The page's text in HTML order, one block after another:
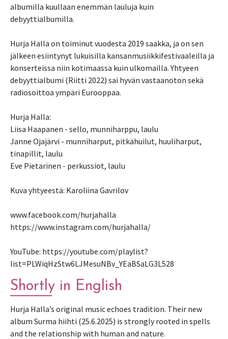
albumilla kuullaan enemmän lauluja kuin
debyyttialbumilla.
Hurja Halla on toiminut vuodesta 2019 saakka, ja on sen
jälkeen esiintynyt lukuisilla kansanmusiikkifestivaaleilla ja
konserteissa niin kotimaassa kuin ulkomailla. Yhtyeen
debyyttialbumi (Riitti 2022) sai hyvän vastaanoton sekä
radiosoittoa ympäri Eurooppaa.
Hurja Halla:
Liisa Haapanen - sello, munniharppu, laulu
Janne Ojajärvi - munniharput, pitkähuilut, huuliharput,
tinapillit, laulu
Eve Pietarinen - perkussiot, laulu
Kuva yhtyeestä: Karoliina Gavrilov
www.facebook.com/hurjahalla
https://www.instagram.com/hurjahalla/
YouTube: https://youtube.com/playlist?
list=PLWiqHzStw6LJMesuNBv_YEaBSaLG3L528
Shortly in English
Hurja Halla’s original music echoes tradition. Their new
album Surma hiihti (25.6.2025) is strongly rooted in spells
and the relationship with human and nature.